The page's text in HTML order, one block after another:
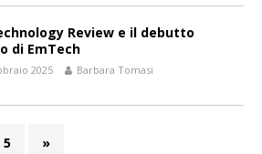
Review e il debutto
di EmTech
2025 Barbara Tomasi
5 »